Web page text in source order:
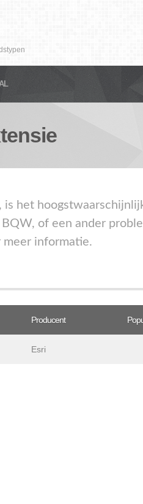
is het
of een ander
meer informatie.
Producent
Esri